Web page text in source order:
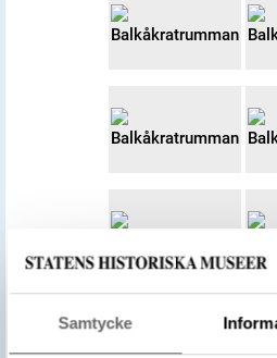
Samtycke